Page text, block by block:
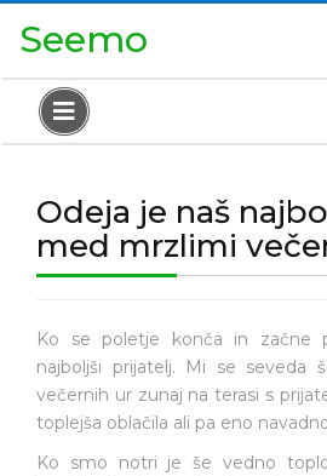
Seemo
Odeja je naš
med mrzlimi
Ko se poletje konča in začne
najboljši prijatelj. Mi se seveda
večernih ur zunaj na terasi s
toplejša oblačila ali pa eno
Ko smo notri je še vedno